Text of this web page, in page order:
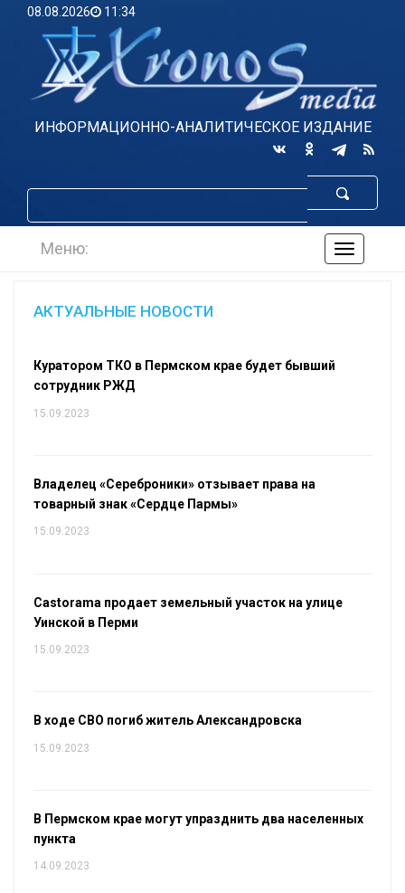
08.08.2026 11:34
ИНФОРМАЦИОННО-АНАЛИТИЧЕСКОЕ ИЗДАНИЕ
по
Меню:
АКТУАЛЬНЫЕ НОВОСТИ
Куратором ТКО в Пермском крае будет бывший
сотрудник РЖД
15.09.2023
Владелец «Сереброники» отзывает права на
товарный знак «Сердце Пармы»
15.09.2023
Castorama продает земельный участок на улице
Уинской в Перми
15.09.2023
В ходе СВО погиб житель Александровска
15.09.2023
В Пермском крае могут упразднить два населенных
пункта
14.09.2023